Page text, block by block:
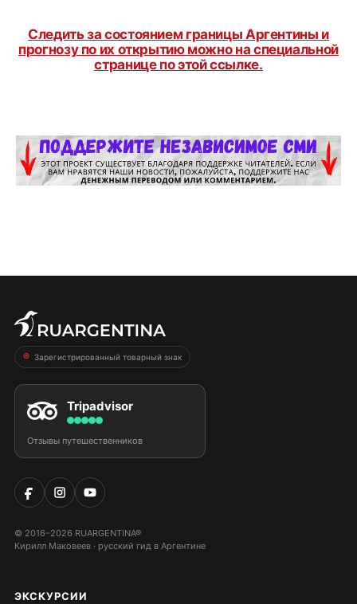
Следить за состоянием границы Аргентины и
прогнозу по их открытию можно на специальной
странице по этой ссылке.
Зарегистрированный товарный знак
Tripadvisor
Отзывы путешественников
© 2016–2026 RUARGENTINA®
Кирилл Маковеев · русский гид в Аргентине
ЭКСКУРСИИ